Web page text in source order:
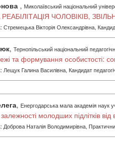
, Миколаївський національний
ЧОЛОВІКІВ,
Стремецька Вікторія Олександрівна,
, Тернопільський національний
та формування особистості:
Лещук Галина Василівна, Кандидат
, Енергодарська мала академія наук
молодших підлітків від
Доброва Наталія Володимирівна,